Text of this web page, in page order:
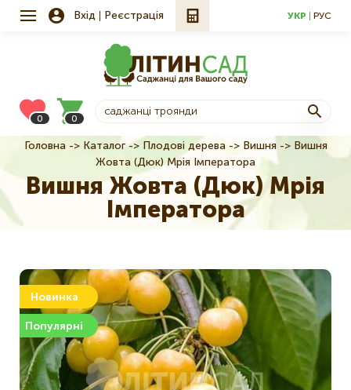
Вхід Реєстрація УКР РУС
0 0
Рядок
навіґації
Головна Каталог Плодові дерева Вишня
Вишня
Жовта (Дюк) Мрія Імператора
Вишня Жовта (Дюк) Мрія
Імператора
Новинка
Популярні